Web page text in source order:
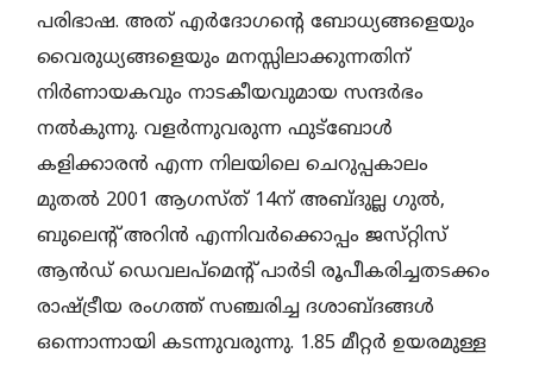
പരിഭാഷ. അത്‌ എർദോഗന്റെ ബോധ്യങ്ങളെയും
വൈരുധ്യങ്ങളെയും മനസ്സിലാക്കുന്നതിന്
നിർണായകവും നാടകീയവുമായ സന്ദർഭം
നൽകുന്നു. വളർന്നുവരുന്ന ഫുട്ബോൾ
കളിക്കാരൻ എന്ന നിലയിലെ ചെറുപ്പകാലം
മുതൽ 2001 ആഗസ്‌ത്‌ 14ന്‌ അബ്ദുല്ല ഗുൽ,
ബുലെന്റ്‌ അറിൻ എന്നിവർക്കൊപ്പം ജസ്‌റ്റിസ്‌
ആൻഡ് ഡെവലപ്‌മെന്റ് പാർടി രൂപീകരിച്ചതടക്കം
രാഷ്ട്രീയ രംഗത്ത് സഞ്ചരിച്ച ദശാബ്ദങ്ങൾ
ഒന്നൊന്നായി കടന്നുവരുന്നു. 1.85 മീറ്റർ ഉയരമുള്ള